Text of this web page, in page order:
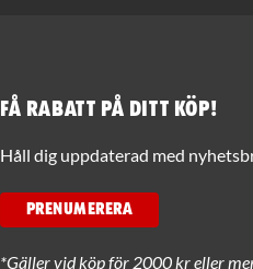
Få rabatt på ditt köp!
Håll dig uppdaterad med
PRENUMERERA
*Gäller vid köp för 2000 kr eller